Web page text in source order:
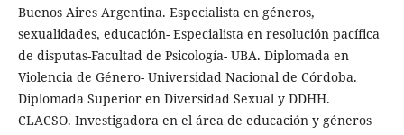
Buenos Aires Argentina. Especialista en géneros,
sexualidades, educación- Especialista en resolución pacífica
de disputas-Facultad de Psicología- UBA. Diplomada en
Violencia de Género- Universidad Nacional de Córdoba.
Diplomada Superior en Diversidad Sexual y DDHH.
CLACSO. Investigadora en el área de educación y géneros